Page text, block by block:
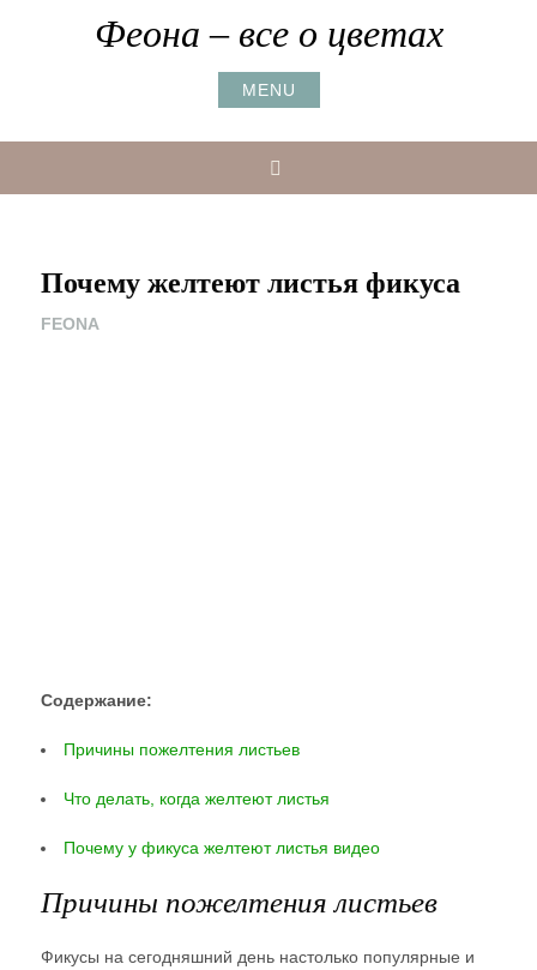
Феона – все о цветах
MENU
Почему желтеют листья фикуса
FEONA
Содержание:
Причины пожелтения листьев
Что делать, когда желтеют листья
Почему у фикуса желтеют листья видео
Причины пожелтения листьев
Фикусы на сегодняшний день настолько популярные и